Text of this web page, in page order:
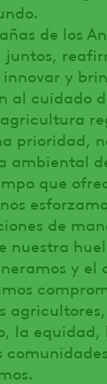
de los
juntos,
y
al cuidado
agricultura
prioridad,
ambiental
que
de
nuestra
y el
la equidad,